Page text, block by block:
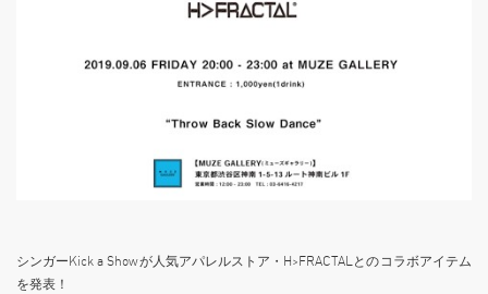
シンガーKick a Showが人気アパレルストア・H>FRACTALとのコラボアイテム
を発表！